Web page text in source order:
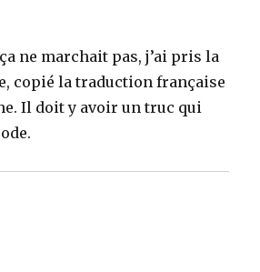
ne marchait pas, j’ai pris la
copié la traduction française
Il doit y avoir un truc qui